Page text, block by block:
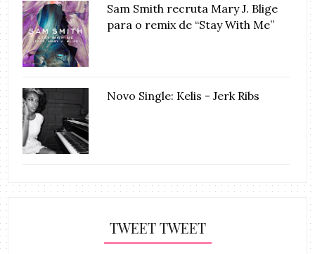
Sam Smith recruta Mary J. Blige
para o remix de “Stay With Me”
Novo Single: Kelis - Jerk Ribs
TWEET TWEET